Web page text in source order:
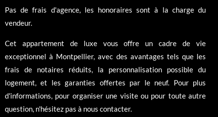
Pas de frais d'agence, les honoraires sont à la charge du
vendeur.
Cet appartement de luxe vous offre un cadre de vie
exceptionnel à Montpellier, avec des avantages tels que les
frais de notaires réduits, la personnalisation possible du
logement, et les garanties offertes par le neuf. Pour plus
d'informations, pour organiser une visite ou pour toute autre
question, n'hésitez pas à nous contacter.